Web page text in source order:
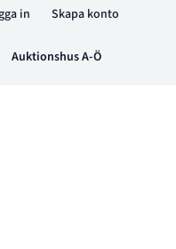
in Skapa konto
Auktionshus A-Ö